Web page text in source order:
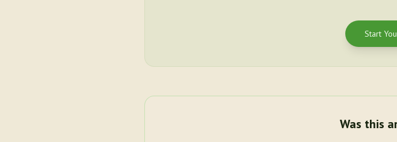
Start
Was this